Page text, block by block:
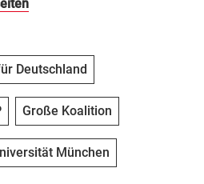
Deutschland
Große Koalition
München